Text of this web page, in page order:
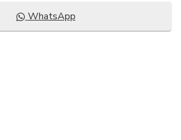
Compartir
en
WhatsApp